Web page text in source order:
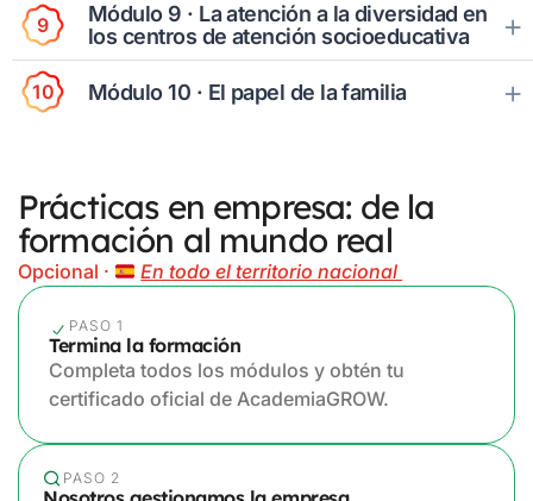
9
Módulo 9 · La atención a la diversidad en
los centros de atención socioeducativa
10 Módulo 10 · El papel de la familia
Prácticas en empresa: de la
formación al mundo real
Opcional · En todo el territorio nacional
PASO 1
Termina la formación
Completa todos los módulos y obtén tu
certificado oficial de AcademiaGROW.
PASO 2